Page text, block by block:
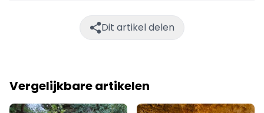
Dit artikel delen
Vergelijkbare artikelen